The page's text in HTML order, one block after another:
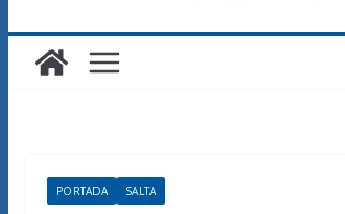
PORTADA SALTA